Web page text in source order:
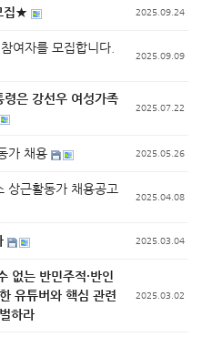
집★ 2025.09.24
여자를 모집합니다.
2025.09.09
은 강선우 여성가족
2025.07.22
가 채용 2025.05.26
상근활동가 채용공고
2025.04.08
2025.03.04
없는 반민주적·반인
유튜버와 핵심 관련
하라
2025.03.02